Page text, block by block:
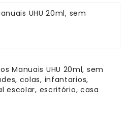
UHU 20ml, sem
Manuais UHU 20ml, sem
, colas, infantarios,
escolar, escritório, casa